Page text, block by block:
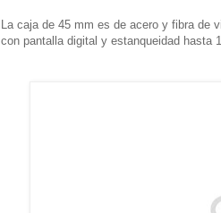
La caja de 45 mm es de acero y fibra de
con pantalla digital y estanqueidad hasta